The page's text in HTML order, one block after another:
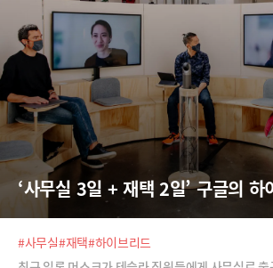
‘사무실 3일 + 재택 2일’ 구글의 하
#사무실#재택#하이브리드